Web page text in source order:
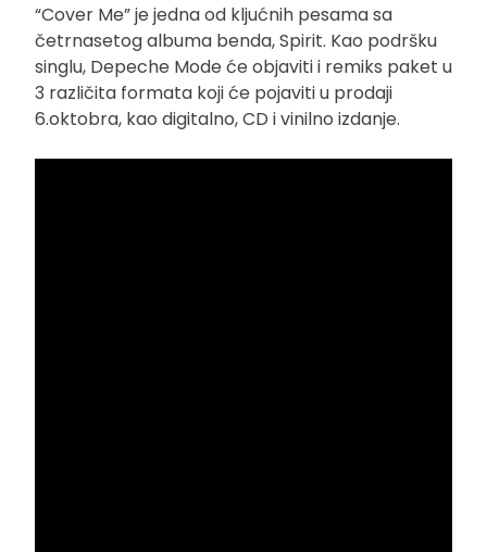
“Cover Me” je jedna od kljućnih pesama sa
četrnasetog albuma benda, Spirit. Kao podršku
singlu, Depeche Mode će objaviti i remiks paket u
3 različita formata koji će pojaviti u prodaji
6.oktobra, kao digitalno, CD i vinilno izdanje.